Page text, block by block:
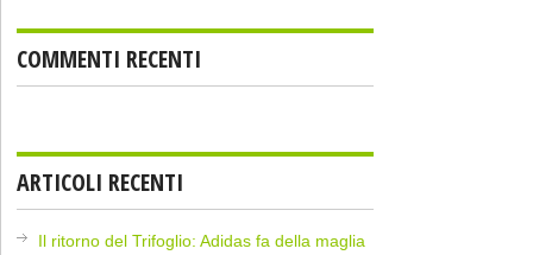
COMMENTI RECENTI
ARTICOLI RECENTI
Il ritorno del Trifoglio: Adidas fa della maglia